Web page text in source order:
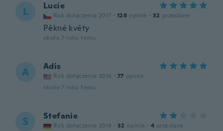
L Lucie
Rok dołączenia 2017 · 128 opinie · 32 przesłane
Pěkné květy
około 7 roku temu
A Adis
Rok dołączenia 2016 · 77 opinie
około 7 roku temu
S Stefanie
Rok dołączenia 2018 · 32 opinie · 4 przesłane